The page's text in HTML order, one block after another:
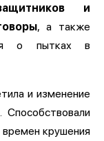
и
, а также
о пытках в
и изменение
крушения